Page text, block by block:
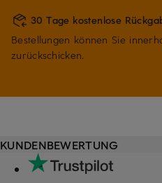
30 Tage kostenlose
Bestellungen können Sie
zurückschicken.
KUNDENBEWERTUNG